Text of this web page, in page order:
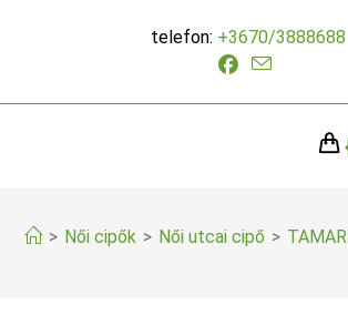
telefon: +3670/3888688
> Női cipők > Női utcai cipő >